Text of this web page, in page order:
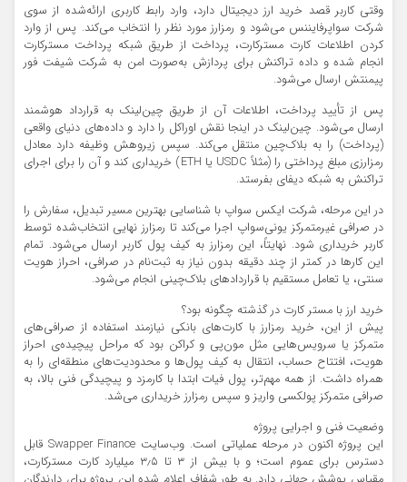
وقتی کاربر قصد خرید ارز دیجیتال دارد، وارد رابط کاربری ارائه‌شده از سوی
شرکت سواپرفایننس می‌شود و رمزارز مورد نظر را انتخاب می‌کند. پس از وارد
کردن اطلاعات کارت مسترکارت، پرداخت از طریق شبکه پرداخت مسترکارت
انجام شده و داده تراکنش برای پردازش به‌صورت امن به شرکت شیفت فور
پیمنتش ارسال می‌شود.
پس از تأیید پرداخت، اطلاعات آن از طریق چین‌لینک به قرارداد هوشمند
ارسال می‌شود. چین‌لینک در اینجا نقش اوراکل را دارد و داده‌های دنیای واقعی
(پرداخت) را به بلاک‌چین منتقل می‌کند. سپس زیروهش وظیفه دارد معادل
رمزارزی مبلغ پرداختی را (مثلاً USDC یا ETH) خریداری کند و آن را برای اجرای
تراکنش به شبکه دیفای بفرستد.
در این مرحله، شرکت ایکس سواپ با شناسایی بهترین مسیر تبدیل، سفارش را
در صرافی غیرمتمرکز یونی‌سواپ اجرا می‌کند تا رمزارز نهایی انتخاب‌شده توسط
کاربر خریداری شود. نهایتاً، این رمزارز به کیف پول کاربر ارسال می‌شود. تمام
این کار‌ها در کمتر از چند دقیقه بدون نیاز به ثبت‌نام در صرافی، احراز هویت
سنتی، یا تعامل مستقیم با قرارداد‌های بلاک‌چینی انجام می‌شود.
خرید ارز با مستر کارت در گذشته چگونه بود؟
پیش از این، خرید رمزارز با کارت‌های بانکی نیازمند استفاده از صرافی‌های
متمرکز یا سرویس‌هایی مثل مون‌پی و کراکن بود که مراحل پیچیده‌ی احراز
هویت، افتتاح حساب، انتقال به کیف پول‌ها و محدودیت‌های منطقه‌ای را به
همراه داشت. از همه مهم‌تر، پول فیات ابتدا با کارمزد و پیچیدگی فنی بالا، به
صرافی متمرکز پولکسی واریز و سپس رمزارز خریداری می‌شد.
وضعیت فنی و اجرایی پروژه
این پروژه اکنون در مرحله عملیاتی است. وب‌سایت Swapper Finance قابل
دسترس برای عموم است؛ و با بیش از ۳ تا ۳٫۵ میلیارد کارت مسترکارت،